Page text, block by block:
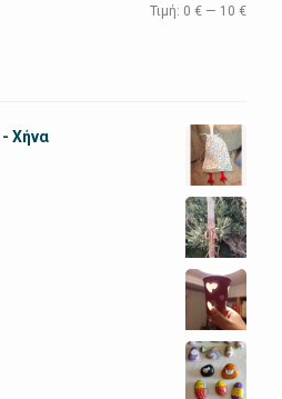
Τιμή: 0 € — 10 €
- Χήνα